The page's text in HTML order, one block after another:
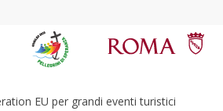
EU per grandi eventi turistici